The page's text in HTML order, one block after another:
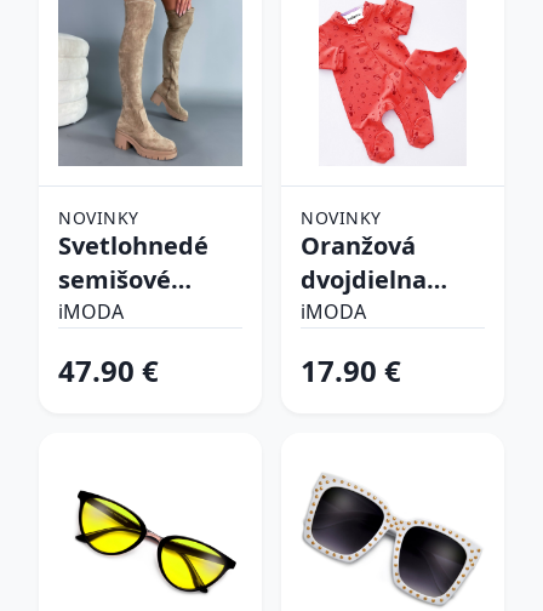
NOVINKY
Svetlohnedé
semišové
vysoké čižmy
iMODA
47.90 €
NOVINKY
Oranžová
dvojdielna
bavlnená
iMODA
17.90 €